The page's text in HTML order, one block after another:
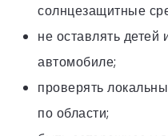
солнцезащитные
не оставлять
автомобиле;
проверять
по области;